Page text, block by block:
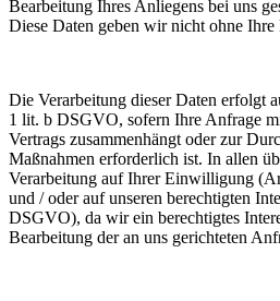
Bearbeitung Ihres Anliegens bei uns
Diese Daten geben wir nicht ohne
Die Verarbeitung dieser Daten erfolgt
1 lit. b DSGVO, sofern Ihre Anfrage
Vertrags zusammenhängt oder zur
Maßnahmen erforderlich ist. In allen
Verarbeitung auf Ihrer Einwilligung
und / oder auf unseren berechtigten
DSGVO), da wir ein berechtigtes
Bearbeitung der an uns gerichteten